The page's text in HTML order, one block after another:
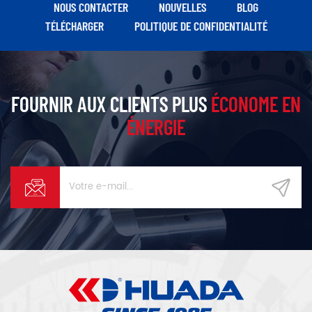
NOUS CONTACTER
NOUVELLES
BLOG
TÉLÉCHARGER
POLITIQUE DE CONFIDENTIALITÉ
FOURNIR AUX CLIENTS PLUSÉCONOME EN
ÉNERGIE